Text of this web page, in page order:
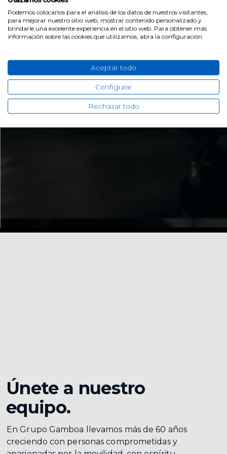
Únete a nuestro
equipo.
En Grupo Gamboa llevamos más de 60 años
creciendo con personas comprometidas y
Podemos colocarlos para el análisis de los datos de nuestros visitantes,
para mejorar nuestro sitio web, mostrar contenido personalizado y
brindarle una excelente experiencia en el sitio web. Para obtener más
información sobre las cookies que utilizamos, abra la configuración.
Aceptar todo
Configurar
Rechazar todo